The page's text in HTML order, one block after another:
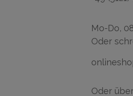
Mo-Do,
Oder
Oder